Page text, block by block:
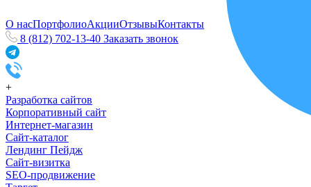
О насПортфолиоАкцииОтзывыКонтакты
8 (812) 702-13-40 Заказать звонок
+
Разработка сайтов
Корпоративный сайт
Интернет-магазин
Сайт-каталог
Лендинг Пейдж
Сайт-визитка
SEO-продвижение